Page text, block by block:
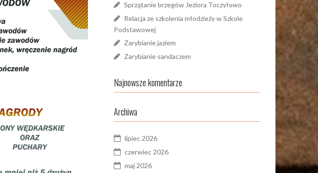
Sprzątanie brzegów Jeziora Toczyłowo
Relacja ze szkolenia młodzieży w Szkole
Podstawowej
Zarybianie jaziem
Zarybianie sandaczem
Najnowsze komentarze
Archiwa
lipiec 2026
czerwiec 2026
maj 2026